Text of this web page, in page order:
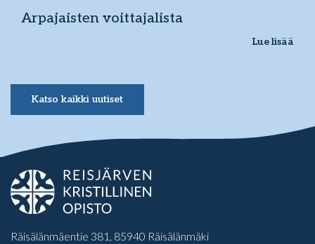
Arpajaisten voittajalista
Lue lisää
Katso kaikki uutiset
Räisälänmäentie 381, 85940 Räisälänmäki